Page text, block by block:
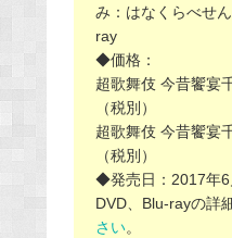
み：はなくらべせ
ray
◆価格：
超歌舞伎 今昔饗宴
（税別）
超歌舞伎 今昔饗宴
（税別）
◆発売日：2017年6
DVD、Blu-rayの詳
さい。